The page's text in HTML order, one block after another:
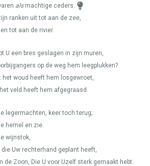
alsmachtige ceders.
ranken uit tot aan de zee,
tot aan de rivier.
U een bres geslagen in zijn muren,
op de weg hem leegplukken?
het woud heeft hem losgewroet,
veld heeft hem afgegraasd.
legermachten, keer toch terug;
hemel en zie.
wijnstok,
Uw rechterhand geplant heeft,
de Zoon, Die U voor Uzelf sterk gemaakt hebt.